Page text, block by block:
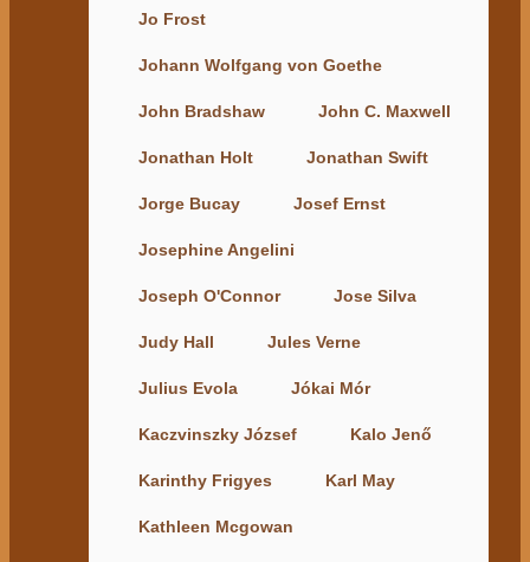
Jo Frost
Johann Wolfgang von Goethe
John Bradshaw John C. Maxwell
Jonathan Holt Jonathan Swift
Jorge Bucay Josef Ernst
Josephine Angelini
Joseph O'Connor Jose Silva
Judy Hall Jules Verne
Julius Evola Jókai Mór
Kaczvinszky József Kalo Jenő
Karinthy Frigyes Karl May
Kathleen Mcgowan